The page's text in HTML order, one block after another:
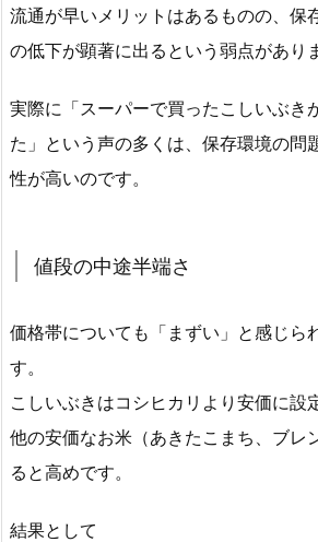
流通が早いメリットはあるものの、保
の低下が顕著に出るという弱点があり
実際に「スーパーで買ったこしいぶき
た」という声の多くは、保存環境の問
性が高いのです。
値段の中途半端さ
価格帯についても「まずい」と感じら
す。
こしいぶきはコシヒカリより安価に設
他の安価なお米（あきたこまち、ブレ
ると高めです。
結果として